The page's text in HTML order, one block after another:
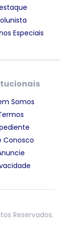
Especiais
Somos
Conosco
Reservados.